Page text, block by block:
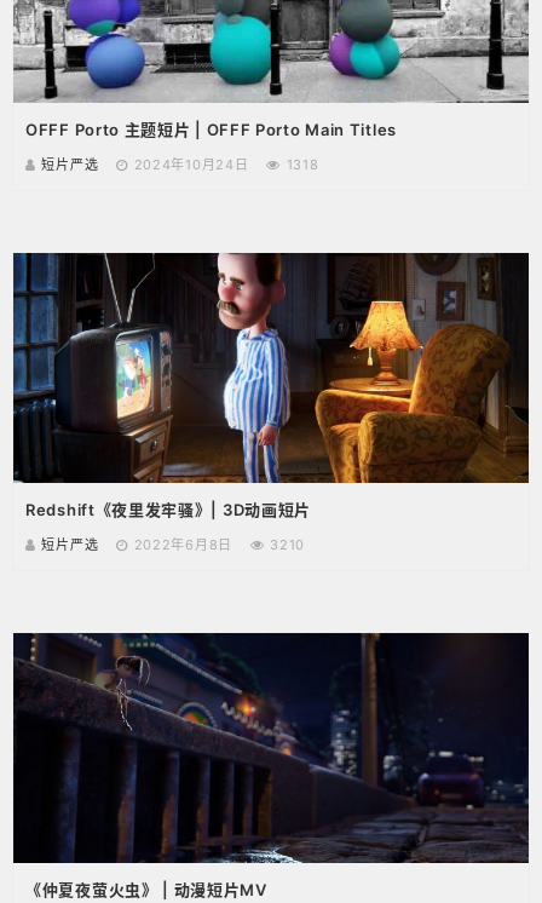
OFFF Porto 主题短片 | OFFF Porto Main Titles
短片严选 2024年10月24日 1318
Redshift《夜里发牢骚》| 3D动画短片
短片严选 2022年6月8日 3210
《仲夏夜萤火虫》 | 动漫短片MV